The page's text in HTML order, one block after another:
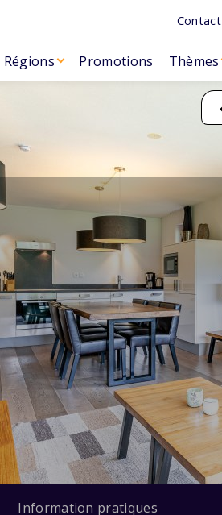
Contact
Régions Promotions Thèmes
Information pratiques